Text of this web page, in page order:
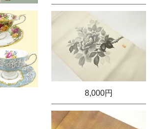
8,000円